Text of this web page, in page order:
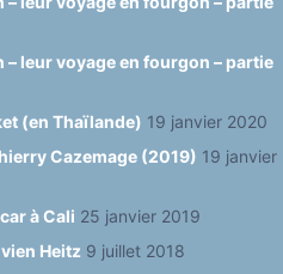
– leur voyage en fourgon – partie
(en Thaïlande) 19 janvier 2020
Cazemage (2019) 19 janvier
à Cali 25 janvier 2019
Heitz 9 juillet 2018